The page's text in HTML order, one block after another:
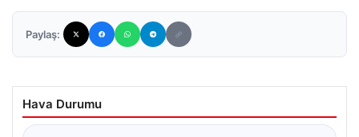
Paylaş:
Hava Durumu